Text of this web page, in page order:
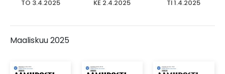
TO 3.4.2025 KE 2.4.2025 TI 1.4.2025
Maaliskuu 2025